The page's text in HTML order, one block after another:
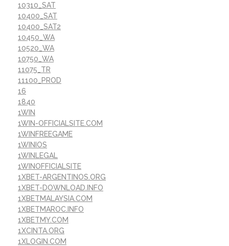
10310_SAT
10400_SAT
10400_SAT2
10450_WA
10520_WA
10750_WA
11075_TR
11100_PROD
16
1840
1WIN
1WIN-OFFICIALSITE.COM
1WINFREEGAME
1WINIOS
1WINLEGAL
1WINOFFICIALSITE
1XBET-ARGENTINOS.ORG
1XBET-DOWNLOAD.INFO
1XBETMALAYSIA.COM
1XBETMAROC.INFO
1XBETMY.COM
1XCINTA.ORG
1XLOGIN.COM